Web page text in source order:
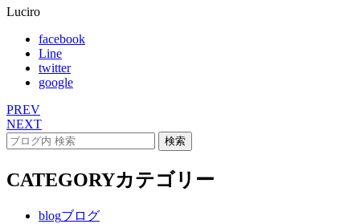
Luciro
facebook
Line
twitter
google
PREV
NEXT
CATEGORYカテゴリー
blogブログ